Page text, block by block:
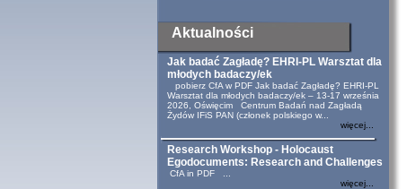
Aktualności
Jak badać Zagładę? EHRI-PL Warsztat dla
młodych badaczy/ek
pobierz CfA w PDF Jak badać Zagładę? EHRI-PL
Warsztat dla młodych badaczy/ek – 13-17 września
2026, Oświęcim Centrum Badań nad Zagładą
Żydów IFiS PAN (członek polskiego w...
więcej...
Research Workshop - Holocaust
Egodocuments: Research and Challenges
CfA in PDF ...
więcej...